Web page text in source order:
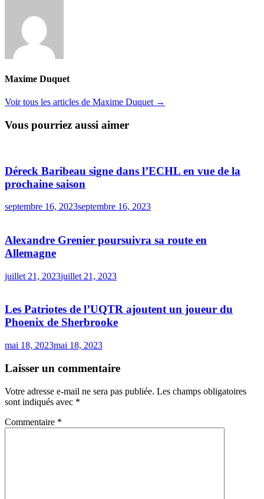
Maxime Duquet
Voir tous les articles de Maxime Duquet →
Vous pourriez aussi aimer
Déreck Baribeau signe dans l’ECHL en vue de la
prochaine saison
septembre 16, 2023septembre 16, 2023
Alexandre Grenier poursuivra sa route en
Allemagne
juillet 21, 2023juillet 21, 2023
Les Patriotes de l’UQTR ajoutent un joueur du
Phoenix de Sherbrooke
mai 18, 2023mai 18, 2023
Laisser un commentaire
Votre adresse e-mail ne sera pas publiée. Les champs obligatoires
sont indiqués avec *
Commentaire *